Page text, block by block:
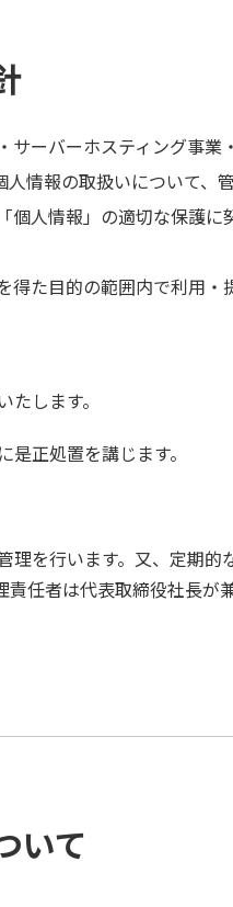
ーバーホスティング事業
情報の取扱いについて、
人情報」の適切な保護に
た目的の範囲内で利用・
します。
正処置を講じます。
を行います。又、定期的
任者は代表取締役社長が
いて